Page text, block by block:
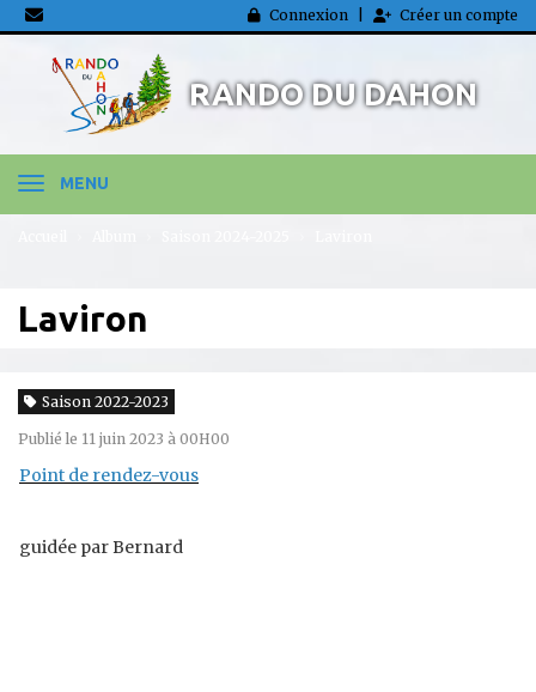
Connexion Créer un compte
RANDO DU DAHON
MENU
Laviron
Saison 2022-2023
Publié le 11 juin 2023 à 00H00
Point de rendez-vous
guidée par Bernard
Panneau de gestion des cookies